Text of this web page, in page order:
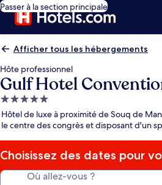
Passer à la section principale
Afficher tous les hébergements
Hôte professionnel
Gulf Hotel
Hébergement
5.0 étoiles
Hôtel de luxe à proximité de Souq de
le centre des congrès et disposant d'un
Choisissez des dates pour
Où allez-vous ?